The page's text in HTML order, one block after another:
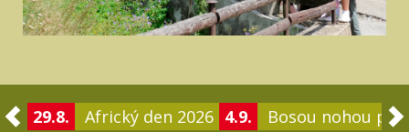
29.8. Africký den 2026 4.9. Bosou nohou po